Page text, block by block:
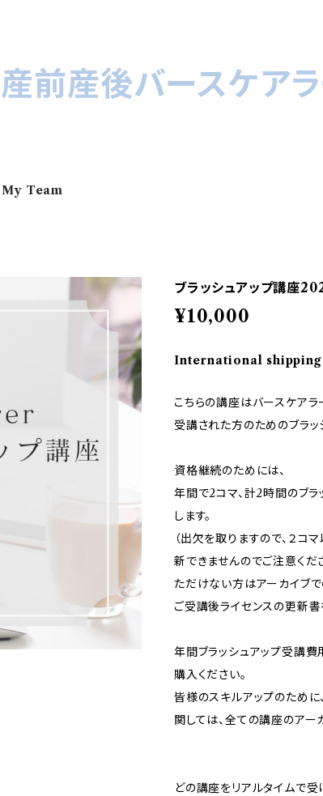
前産後バースケア
My Team
ブラッシュアップ講座
¥10,000
International
こちらの講座はバースケア
受講された方のためのブラッ
資格継続のためには、
年間で2コマ、計2時間のブ
します。
（出欠を取りますので、２
新できませんのでご注意くだ
ただけない方はアーカイブで
ご受講後ライセンスの更新書
年間ブラッシュアップ受講
購入ください。
皆様のスキルアップのため
関しては、全ての講座のアー
どの講座をリアルタイムで